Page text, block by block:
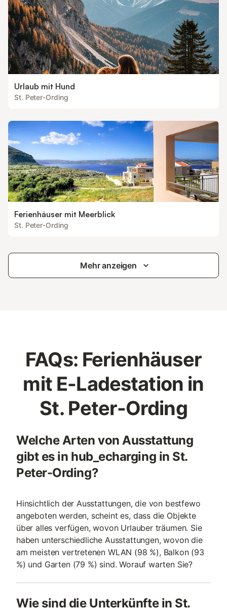
Urlaub mit Hund
St. Peter-Ording
Ferienhäuser mit Meerblick
St. Peter-Ording
Mehr anzeigen
FAQs: Ferienhäuser
mit E-Ladestation in
St. Peter-Ording
Welche Arten von Ausstattung
gibt es in hub_echarging in St.
Peter-Ording?
Hinsichtlich der Ausstattungen, die von bestfewo
angeboten werden, scheint es, dass die Objekte
über alles verfügen, wovon Urlauber träumen. Sie
haben unterschiedliche Ausstattungen, wovon die
am meisten vertretenen WLAN (98 %), Balkon (93
%) und Garten (79 %) sind. Worauf warten Sie?
Wie sind die Unterkünfte in St.